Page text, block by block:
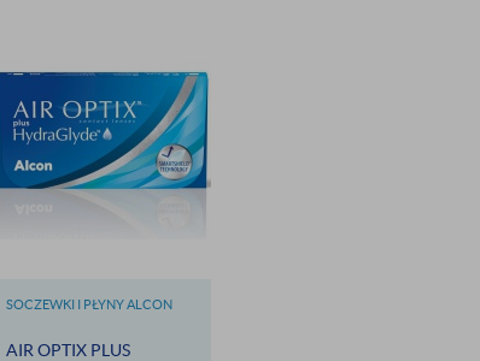
SOCZEWKI I PŁYNY ALCON
AIR OPTIX PLUS